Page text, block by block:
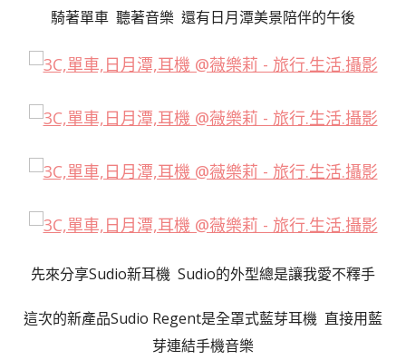
騎著單車 聽著音樂 還有日月潭美景陪伴的午後
先來分享Sudio新耳機 Sudio的外型總是讓我愛不釋手
這次的新產品Sudio Regent是全罩式藍芽耳機 直接用藍
芽連結手機音樂